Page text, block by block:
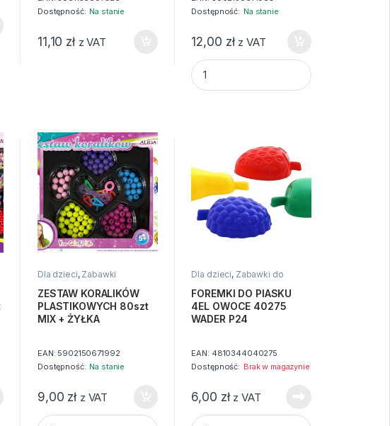
Dostępność: Na stanie
11,10 zł z VAT
Dostępność: Na stanie
12,00 zł z VAT
ZESTAW KORALIKÓW
Dla dzieci, Zabawki
ZESTAW KORALIKÓW
PLASTIKOWYCH 80szt
MIX + ŻYŁKA
EAN: 5902150671992
Dostępność: Na stanie
9,00 zł z VAT
ZESTAW KORALIKÓW PLASTIKOWYCH 80szt MIX + ŻYŁKA quantity
Dla dzieci, Zabawki do
FOREMKI DO PIASKU
4EL OWOCE 40275
WADER P24
EAN: 4810344040275
Dostępność: Brak w magazynie
6,00 zł z VAT
FOREMKI DO PIASKU 4EL OWOCE